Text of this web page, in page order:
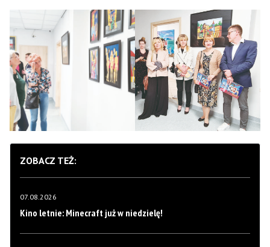
ZOBACZ TEŻ:
07.08.2026
Kino letnie: Minecraft już w niedzielę!